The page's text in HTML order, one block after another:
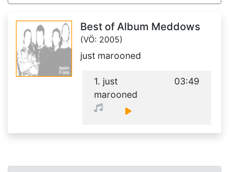
Best of Album Meddows
(VÖ: 2005)
just marooned
1. just
marooned
03:49